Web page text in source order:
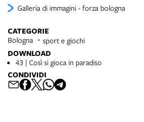
Galleria di immagini - forza bologna
CATEGORIE
Bologna sport e giochi
DOWNLOAD
43 | Così si gioca in paradiso
CONDIVIDI